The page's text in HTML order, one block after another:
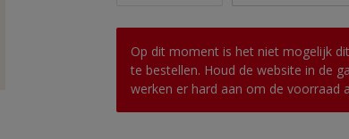
Op dit moment is het niet mogelijk
te bestellen. Houd de website in de
werken er hard aan om de voorraad